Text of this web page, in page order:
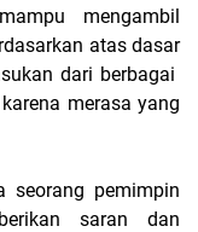
mengambil
atas dasar
dari berbagai
merasa yang
seorang pemimpin
saran dan